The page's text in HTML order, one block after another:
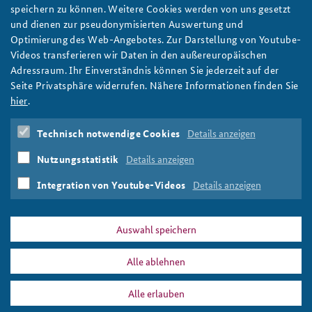
Anfahrt
Freundeskreis
Deutsches Forum Sicherheitspolitik
Arbeitskreis "Junge Sicherheitspolitiker"
Das Sicherheitspolitische Gespräch an der BAKS
Studierendenkonferenz Sicherheitspolitik gestalten
Newsletter-Archiv
Der Arbeitskreis "Junge Sicherheitspolitiker" befasst sich 2025
mit strategischem Denken als Ausdruck Integrierter Sicherheit.
Bei seiner Arbeitssitzung im März nahm er dazu die strategische
Kultur verschiedener Staaten in den Blick und diskutierte, wie
historische Erfahrungen und Überzeugungen politisches
Handeln prägen. Foto: BAKS/Kühn
weiter
Arbeitskreis Junge Sicherheitspolitiker,AKJS,
Arbeitssitzung , Jahresthema Integrierte Sicherheit
Strategische Kultur
,Russland,Israel
Strategisches Denken
PRESSE DATENSCHUTZ IMPRESSUM FAQ
Drucken
speichern zu können. Weitere Cookies werden von uns gesetzt
und dienen zur pseudonymisierten Auswertung und
Optimierung des Web-Angebotes. Zur Darstellung von Youtube-
Videos transferieren wir Daten in den außereuropäischen
Adressraum. Ihr Einverständnis können Sie jederzeit auf der
Seite Privatsphäre widerrufen. Nähere Informationen finden Sie
hier.
Technisch notwendige Cookies Details anzeigen
Nutzungsstatistik Details anzeigen
Integration von Youtube-Videos Details anzeigen
Auswahl speichern
Alle ablehnen
Alle erlauben